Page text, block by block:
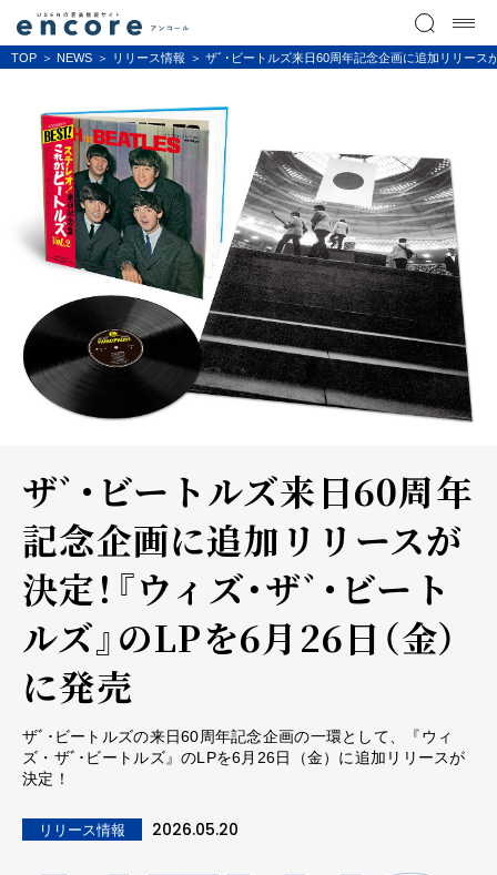
TOP NEWS リリース情報 ザﾞ･ビートルズ来日60周年記念企画に追加リリース
ザﾞ･ビートルズ来日60周年
記念企画に追加リリースが
決定！『ウィズ・ザﾞ･ビート
ルズ』のLPを6月26日（金）
に発売
ザﾞ･ビートルズの来日60周年記念企画の一環として、『ウィ
ズ・ザﾞ･ビートルズ』のLPを6月26日（金）に追加リリースが
決定！
リリース情報 2026.05.20